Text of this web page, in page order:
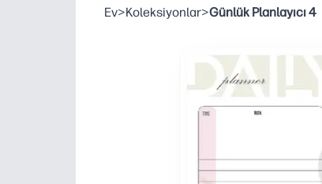
Ev>Koleksiyonlar>Günlük Planlayıcı 4